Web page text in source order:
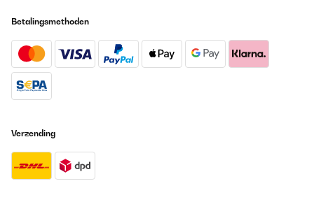
Betalingsmethoden
Verzending